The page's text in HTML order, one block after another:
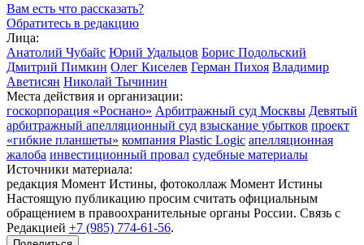
Вам есть что рассказать?
Обратитесь в редакцию
Лица:
Анатолий Чубайс Юрий Удальцов Борис Подольский
Дмитрий Пимкин Олег Киселев Герман Пихоя Владимир
Аветисян Николай Тычинин
Места действия и организации:
госкорпорация «Роснано» Арбитражный суд Москвы Девятый
арбитражный апелляционный суд взыскание убытков проект
«гибкие планшеты» компания Plastic Logic апелляционная
жалоба инвестиционный провал судебные материалы
Источники материала:
редакция Момент Истины, фотоколлаж Момент Истины
Настоящую публикацию просим считать официальным
обращением в правоохранительные органы России. Связь с
Редакцией +7 (985) 774-61-56.